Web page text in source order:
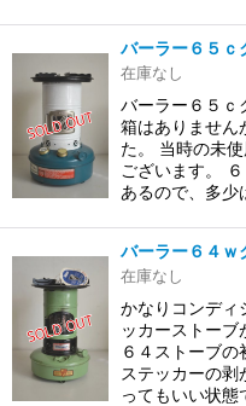
バーラー６５ｃ
在庫なし
バーラー６５ｃ
箱はありません
た。 当時の未
ございます。
あるので、多少
バーラー６４ｗ
在庫なし
かなりコンディ
ッカーストー
６４ストーブ
ステッカーの
ってもいい状